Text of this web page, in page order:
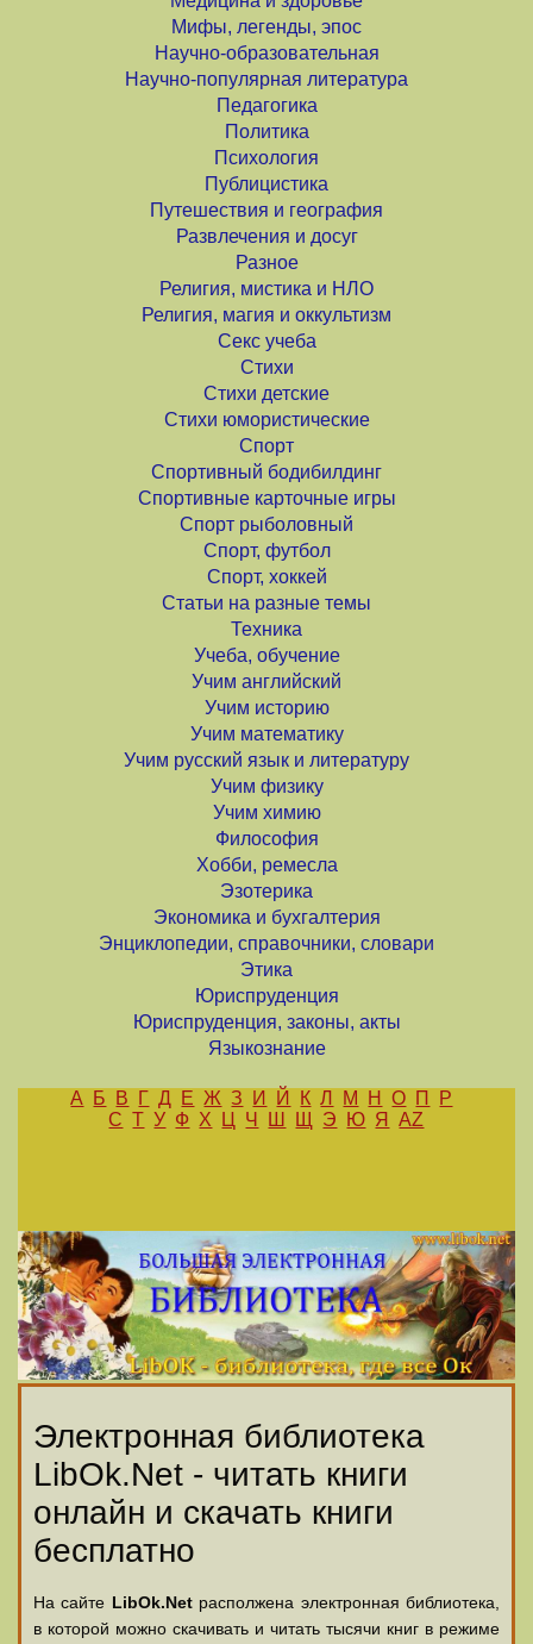
Мифы, легенды, эпос
Научно-образовательная
Научно-популярная литература
Педагогика
Политика
Психология
Публицистика
Путешествия и география
Развлечения и досуг
Разное
Религия, мистика и НЛО
Религия, магия и оккультизм
Секс учеба
Стихи
Стихи детские
Стихи юмористические
Спорт
Спортивный бодибилдинг
Спортивные карточные игры
Спорт рыболовный
Спорт, футбол
Спорт, хоккей
Статьи на разные темы
Техника
Учеба, обучение
Учим английский
Учим историю
Учим математику
Учим русский язык и литературу
Учим физику
Учим химию
Философия
Хобби, ремесла
Эзотерика
Экономика и бухгалтерия
Энциклопедии, справочники, словари
Этика
Юриспруденция
Юриспруденция, законы, акты
Языкознание
А Б В Г Д Е Ж З И Й К Л М Н О П
Р
С Т У Ф Х Ц Ч Ш Щ Э Ю Я AZ
Электронная библиотека
LibOk.Net - читать книги
онлайн и скачать книги
бесплатно
На сайте LibOk.Netрасполжена электронная библиотека,
в которой можно скачивать и читать тысячи книг в режиме